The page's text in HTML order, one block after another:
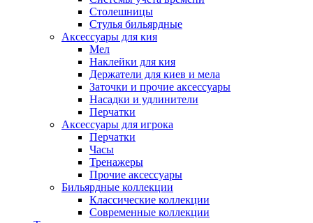
Столешницы
Стулья бильярдные
Аксессуары для кия
Мел
Наклейки для кия
Держатели для киев и мела
Заточки и прочие аксессуары
Насадки и удлинители
Перчатки
Аксессуары для игрока
Перчатки
Часы
Тренажеры
Прочие аксессуары
Бильярдные коллекции
Классические коллекции
Современные коллекции